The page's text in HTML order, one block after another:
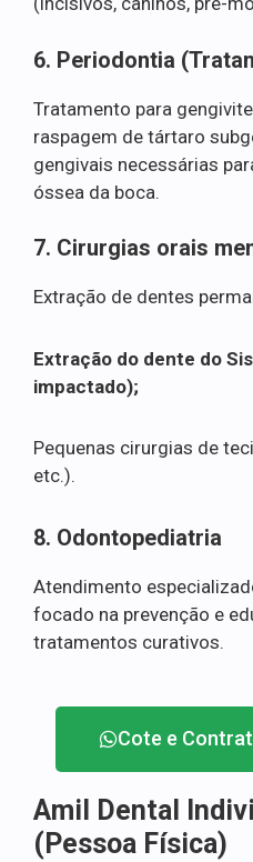
6. Periodontia
Tratamento para
raspagem de tártaro
gengivais necessárias
óssea da boca.
7. Cirurgias orais
Extração de dentes
Extração do dente do
impactado);
Pequenas cirurgias de
etc.).
8. Odontopediatria
Atendimento
focado na prevenção e
tratamentos curativos.
Cote e
Amil Dental
(Pessoa Física)